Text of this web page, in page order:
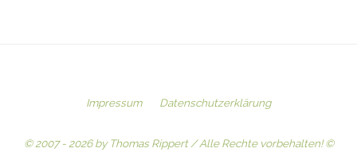
Impressum Datenschutzerklärung
© 2007 - 2026 by Thomas Rippert / Alle Rechte vorbehalten! ©